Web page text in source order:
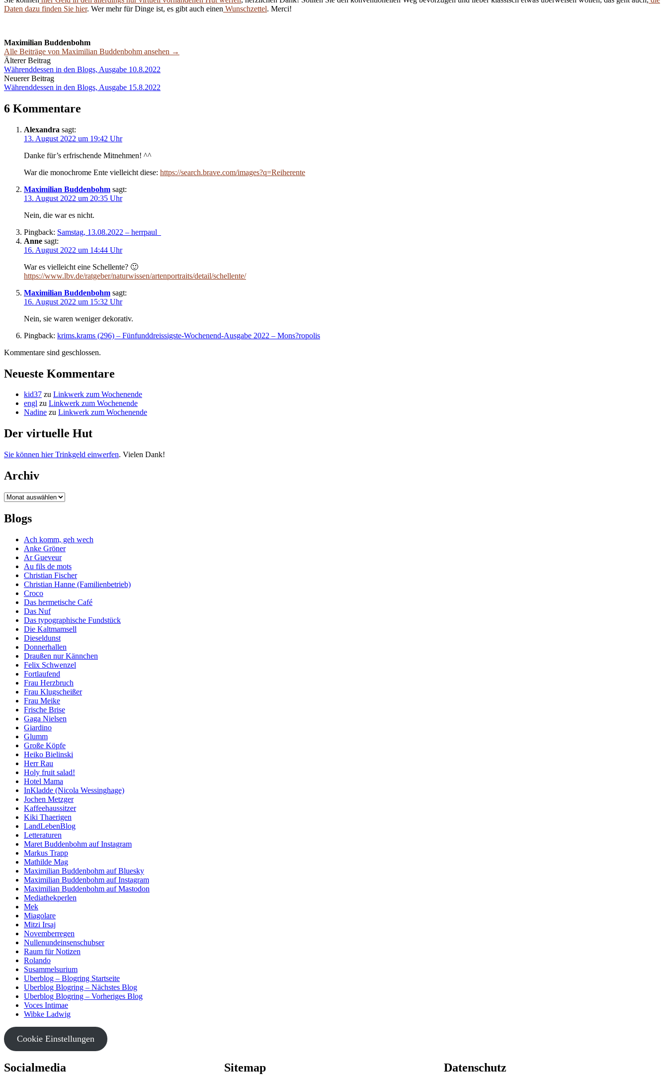
Daten dazu finden Sie hier. Wer mehr für Dinge ist, es gibt auch einen Wunschzettel. Merci!
Maximilian Buddenbohm
Alle Beiträge von Maximilian Buddenbohm ansehen →
Beitrags-
Navigation
Älterer Beitrag
Währenddessen in den Blogs, Ausgabe 10.8.2022
Neuerer Beitrag
Währenddessen in den Blogs, Ausgabe 15.8.2022
6 Kommentare
Alexandra sagt:
13. August 2022 um 19:42 Uhr
Danke für’s erfrischende Mitnehmen! ^^
War die monochrome Ente vielleicht diese: https://search.brave.com/images?q=Reiherente
Maximilian Buddenbohm sagt:
13. August 2022 um 20:35 Uhr
Nein, die war es nicht.
Pingback: Samstag, 13.08.2022 – herrpaul_
Anne sagt:
16. August 2022 um 14:44 Uhr
War es vielleicht eine Schellente? 🙂
https://www.lbv.de/ratgeber/naturwissen/artenportraits/detail/schellente/
Maximilian Buddenbohm sagt:
16. August 2022 um 15:32 Uhr
Nein, sie waren weniger dekorativ.
Pingback: krims.krams (296) – Fünfunddreissigste-Wochenend-Ausgabe 2022 – Mons?ropolis
Kommentare sind geschlossen.
Neueste Kommentare
kid37 zu Linkwerk zum Wochenende
engl zu Linkwerk zum Wochenende
Nadine zu Linkwerk zum Wochenende
Der virtuelle Hut
Sie können hier Trinkgeld einwerfen. Vielen Dank!
Archiv
Archiv
Blogs
Ach komm, geh wech
Anke Gröner
Ar Gueveur
Au fils de mots
Christian Fischer
Christian Hanne (Familienbetrieb)
Croco
Das hermetische Café
Das Nuf
Das typographische Fundstück
Die Kaltmamsell
Dieseldunst
Donnerhallen
Draußen nur Kännchen
Felix Schwenzel
Fortlaufend
Frau Herzbruch
Frau Klugscheißer
Frau Meike
Frische Brise
Gaga Nielsen
Giardino
Glumm
Große Köpfe
Heiko Bielinski
Herr Rau
Holy fruit salad!
Hotel Mama
InKladde (Nicola Wessinghage)
Jochen Metzger
Kaffeehaussitzer
Kiki Thaerigen
LandLebenBlog
Letteraturen
Maret Buddenbohm auf Instagram
Markus Trapp
Mathilde Mag
Maximilian Buddenbohm auf Bluesky
Maximilian Buddenbohm auf Instagram
Maximilian Buddenbohm auf Mastodon
Mediathekperlen
Mek
Miagolare
Mitzi Irsaj
Novemberregen
Nullenundeinsenschubser
Raum für Notizen
Rolando
Susammelsurium
Uberblog – Blogring Startseite
Uberblog Blogring – Nächstes Blog
Uberblog Blogring – Vorheriges Blog
Voces Intimae
Wibke Ladwig
Cookie Einstellungen
Socialmedia Sitemap Datenschutz